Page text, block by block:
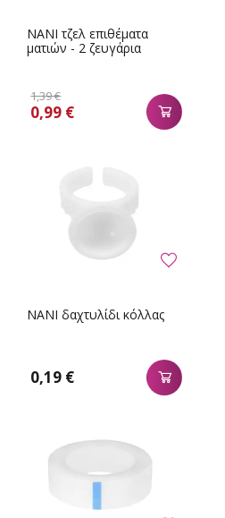
NANI τζελ επιθέματα
ματιών - 2 ζευγάρια
1,39 €
0,99 €
NANI δαχτυλίδι κόλλας
0,19 €